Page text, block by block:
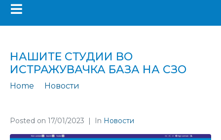
НАШИТЕ СТУДИИ ВО
ИСТРАЖУВАЧКА БАЗА НА СЗО
Home
Новости
Posted on 17/01/2023 In Новости